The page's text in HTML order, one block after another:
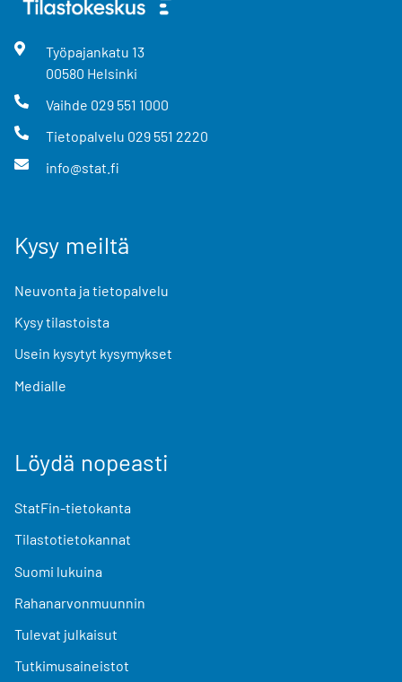
Työpajankatu 13
00580 Helsinki
Vaihde 029 551 1000
Tietopalvelu 029 551 2220
info@stat.fi
Kysy meiltä
Neuvonta ja tietopalvelu
Kysy tilastoista
Usein kysytyt kysymykset
Medialle
Löydä nopeasti
StatFin-tietokanta
Tilastotietokannat
Suomi lukuina
Rahanarvonmuunnin
Tulevat julkaisut
Tutkimusaineistot